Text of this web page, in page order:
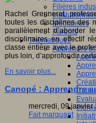
Filières
Médiateurs
Parents
Thématiques
Apprendre
Rachel Grennerat,
toutes les disciplines des
parallèlement d’aborder
disciplinaires en effectif
classe entière avec le
plus loin, d’approfondir
En savoir plus...
Canopé : Apprendre
mercredi, 09 janvier
Fait marquant